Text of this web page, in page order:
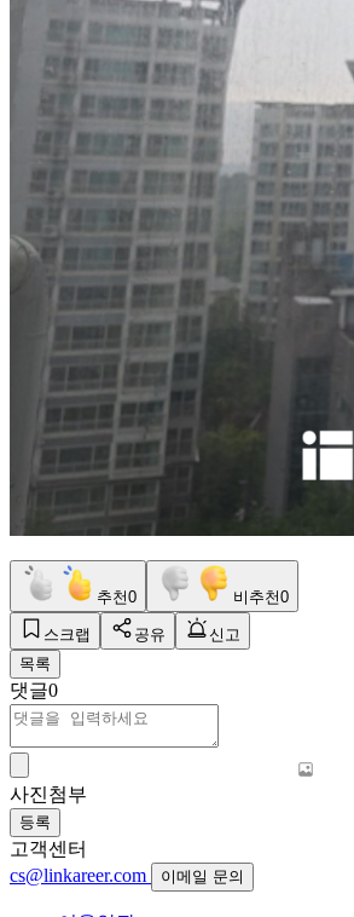
추천0 비추천0
스크랩 공유
신고
목록
댓글0
사진첨부
등록
고객센터
cs@linkareer.com
이메일 문의